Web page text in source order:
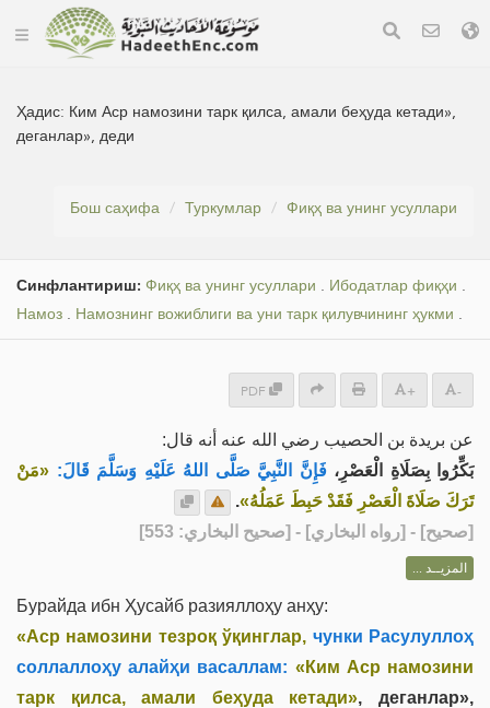
Ҳадис: Ким Аср намозини тарк қилса, амали беҳуда кетади»,
деганлар», деди
Бош саҳифа Туркумлар Фиқҳ ва унинг усуллари
Синфлантириш: Фиқҳ ва унинг усуллари . Ибодатлар фиқҳи .
Намоз . Намознинг вожиблиги ва уни тарк қилувчининг ҳукми .
PDF + -
عن بريدة بن الحصيب رضي الله عنه أنه قال:
بَكِّرُوا بِصَلَاةِ الْعَصْرِ، فَإِنَّ النَّبِيَّ صَلَّى اللهُ عَلَيْهِ وَسَلَّمَ قَالَ: «مَنْ
تَرَكَ صَلَاةَ الْعَصْرِ فَقَدْ حَبِطَ عَمَلُهُ».
[صحيح] - [رواه البخاري] - [صحيح البخاري: 553]
المزيــد ...
Бурайда ибн Ҳусайб разияллоҳу анҳу:
«Аср намозини тезроқ ўқинглар, чунки Расулуллоҳ
соллаллоҳу алайҳи васаллам: «Ким Аср намозини
тарк қилса, амали беҳуда кетади», деганлар»,